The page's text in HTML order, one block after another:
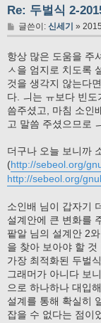
Re: 두벌식 2-
글
글쓴이: 신세기 »
항상 많은 도움을 주
ㅅ을 엄지로 치도록
것을 생각지 않는다
다. ㅢ는 ㅠ보다 빈
씀주셨고, 마침 소인
고 말씀 주셨으므로
더구나 오늘 보니까
(http://sebeol.org/
http://sebeol.org/
소인배 님이 갑자기
설계안에 큰 변화를
팥알 님의 설계안 2
을 찾아 보아야 할 것
가장 최적화된 두벌
그래머가 아니다 보
으로 하나하나 대입
설계를 통해 확실히
잡을 수 없다는 점이